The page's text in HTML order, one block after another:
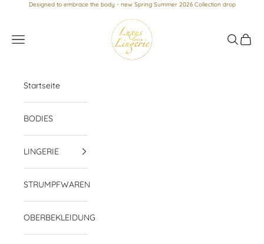
Zum Inhalt springen
Designed to embrace the body - new Spring Summer 2026 Collection drop
Luxus loves Lingerie
Menü
Suchen
Startseite
BODIES
LINGERIE
STRUMPFWAREN
OBERBEKLEIDUNG